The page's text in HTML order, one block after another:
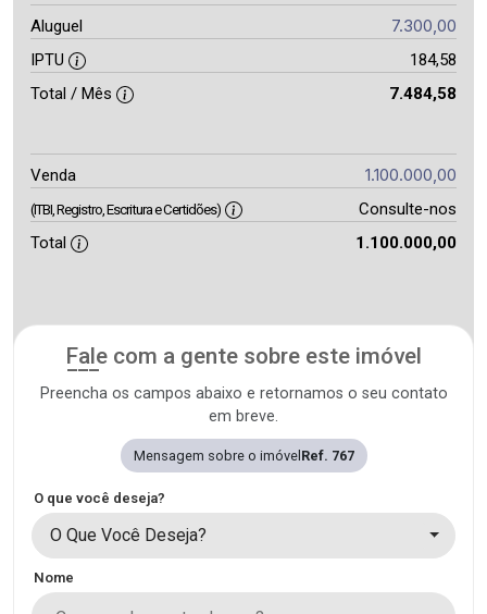
Aluguel 7.300,00
IPTU
184,58
Total / Mês
7.484,58
Venda 1.100.000,00
(ITBI, Registro, Escritura e Certidões)
Consulte-nos
Total
1.100.000,00
Fale com a gente sobre este imóvel
Preencha os campos abaixo e retornamos o seu contato
em breve.
Mensagem sobre o imóvelRef. 767
O que você deseja?
O Que Você Deseja?
Nome